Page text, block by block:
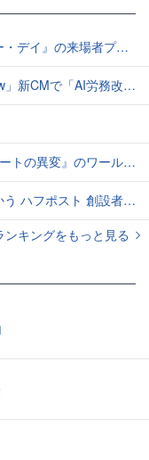
ゼント、8月14日より配布決定
AIが分析したら「すぐに休んで」と言われる？
プレミアが開催 - 新映像も公開
アリアナ・ハフィントン氏のいま
ンキングをもっと見る